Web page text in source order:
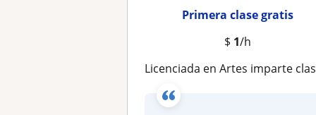
Primera clase gratis
$ 1/h
Licenciada en Artes imparte clases de pintura práctica y teórica enfocado en identificar tu lenguaje visual